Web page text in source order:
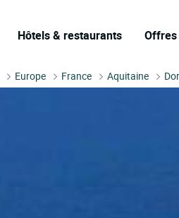
Hôtels & restaurants Offres
Europe France Aquitaine